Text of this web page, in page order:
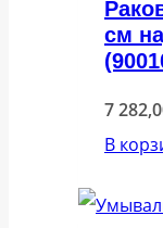
см
7
В